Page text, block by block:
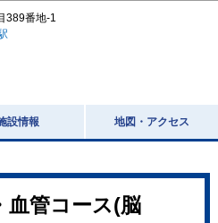
389番地-1
設情報 地図・アクセス
血管コース(脳